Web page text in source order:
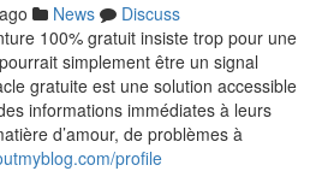
News
Discuss
100% gratuit insiste trop pour une
simplement être un signal
gratuite est une solution accessible
informations immédiates à leurs
d’amour, de problèmes à
profile